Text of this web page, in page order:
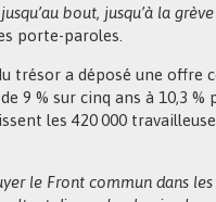
bout, jusqu’à la
porte-paroles.
trésor a déposé une
9 % sur cinq ans à 10,3
les 420 000
le Front commun dans